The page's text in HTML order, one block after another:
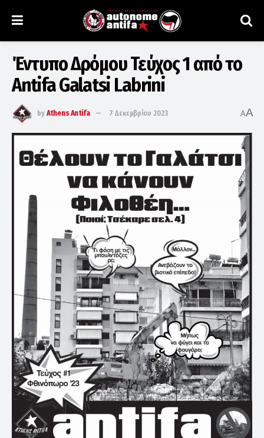
Έντυπο Δρόμου Τεύχος 1 από το
Antifa Galatsi Labrini
by Athens Antifa 7 Δεκεμβρίου 2023 AA